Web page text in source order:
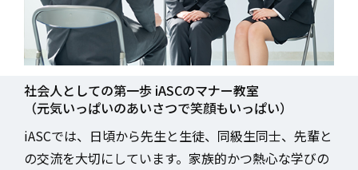
社会人としての第一歩 iASCのマナー教室
（元気いっぱいのあいさつで笑顔もいっぱい）
iASCでは、日頃から先生と生徒、同級生同士、先輩と
の交流を大切にしています。家族的かつ熱心な学びの